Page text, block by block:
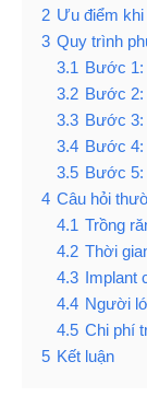
2 Ưu điểm
3 Quy trình
3.1 Bước 1:
3.2 Bước 2:
3.3 Bước 3:
3.4 Bước 4:
3.5 Bước 5:
4 Câu hỏi
4.1 Trồng
4.2 Thời
4.3 Implant
4.4 Người
4.5 Chi phí
5 Kết luận